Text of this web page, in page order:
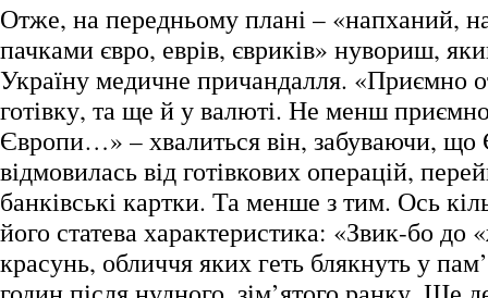
Отже, на передньому плані – «напханий,
пачками євро, еврів, євриків» нувориш,
Україну медичне причандалля. «Приємно
готівку, та ще й у валюті. Не менш
Європи…» – хвалиться він, забуваючи, що
відмовилась від готівкових операцій,
банківські картки. Та менше з тим. Ось
його статева характеристика: «Звик-бо до
красунь, обличчя яких геть блякнуть у